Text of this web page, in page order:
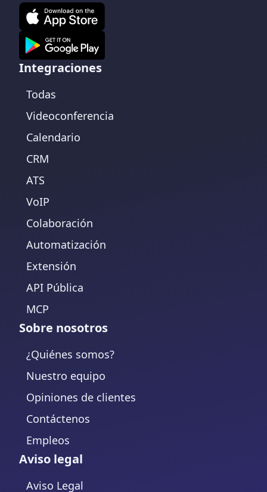
Integraciones
Todas
Videoconferencia
Calendario
CRM
ATS
VoIP
Colaboración
Automatización
Extensión
API Pública
MCP
Sobre nosotros
¿Quiénes somos?
Nuestro equipo
Opiniones de clientes
Contáctenos
Empleos
Aviso legal
Aviso Legal